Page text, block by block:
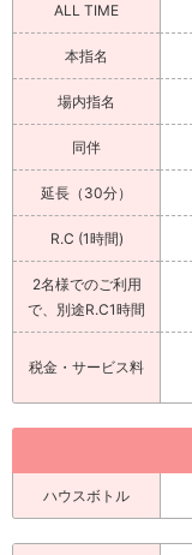
ALL TIME
本指名
場内指名
同伴
延長（30分）
R.C (1時間)
2名様でのご利用
で、別途R.C1時間
税金・サービス料
ハウスボトル